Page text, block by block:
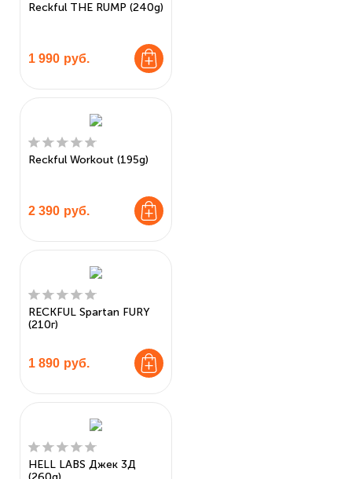
Reckful THE RUMP (240g)
1 990 руб.
Reckful Workout (195g)
2 390 руб.
RECKFUL Spartan FURY
(210г)
1 890 руб.
HELL LABS Джек 3Д